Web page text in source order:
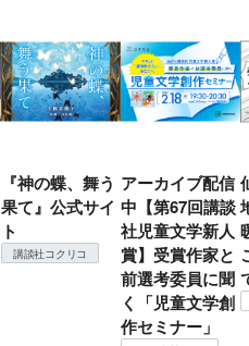
『神の蝶、舞う
果て』公式サイ
ト
講談社コクリコ
アーカイブ配信
中【第67回講談
社児童文学新人
賞】受賞作家と
前選考委員に聞
く「児童文学創
作セミナー」